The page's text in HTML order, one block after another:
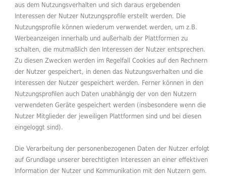
aus dem Nutzungsverhalten und sich daraus ergebenden
Interessen der Nutzer Nutzungsprofile erstellt werden. Die
Nutzungsprofile können wiederum verwendet werden, um z.B.
Werbeanzeigen innerhalb und außerhalb der Plattformen zu
schalten, die mutmaßlich den Interessen der Nutzer entsprechen.
Zu diesen Zwecken werden im Regelfall Cookies auf den Rechnern
der Nutzer gespeichert, in denen das Nutzungsverhalten und die
Interessen der Nutzer gespeichert werden. Ferner können in den
Nutzungsprofilen auch Daten unabhängig der von den Nutzern
verwendeten Geräte gespeichert werden (insbesondere wenn die
Nutzer Mitglieder der jeweiligen Plattformen sind und bei diesen
eingeloggt sind).
Die Verarbeitung der personenbezogenen Daten der Nutzer erfolgt
auf Grundlage unserer berechtigten Interessen an einer effektiven
Information der Nutzer und Kommunikation mit den Nutzern gem.